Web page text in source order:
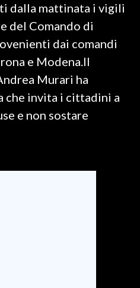
dalla mattinata i vigili
del Comando di
dai comandi
e Modena.Il
Murari ha
che invita i cittadini a
e non sostare